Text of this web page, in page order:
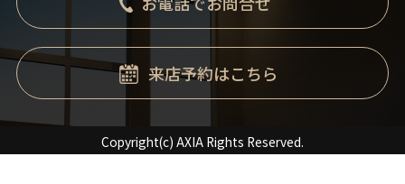
来店予約はこちら
Copyright(c) AXIA Rights Reserved.